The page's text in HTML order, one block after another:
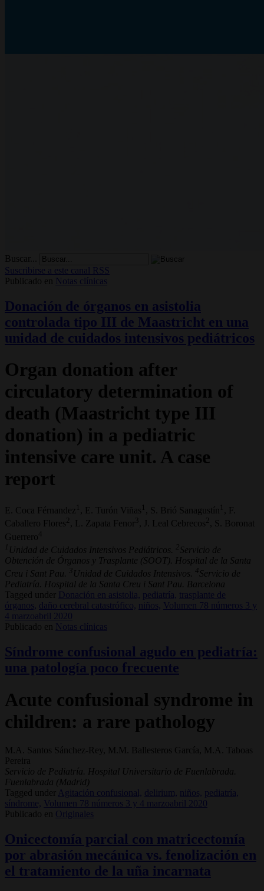
Buscar...
Suscribirse a este canal RSS
Publicado en
Notas clínicas
Donación de órganos en asistolia
controlada tipo III de Maastricht en una
unidad de cuidados intensivos pediátricos
Organ donation after
circulatory determination of
death (Maastricht type III
donation) in a pediatric
intensive care unit. A case
report
E. Coca Férnandez 1 , E. Turón Viñas 1 , S. Brió Sanagustín 1
, F.
Caballero Flores
, L. Zapata Fenor 3 , J. Leal Cebrecos
, S. Boronat
Guerrero4
1 Unidad de Cuidados Intensivos Pediátricos. 2 Servicio de
Obtención de Órganos y Trasplante (SOOT). Hospital de la Santa
Creu i Sant Pau.
3 Unidad de Cuidados Intensivos. 4 Servicio de
Pediatría. Hospital de la Santa Creu i Sant Pau. Barcelona
Tagged under
Donación en asistolia, pediatría, trasplante de
órganos, daño cerebral catastrófico, niños,
Volumen 78 números 3 y
4 marzoabril 2020
Publicado en
Notas clínicas
Síndrome confusional agudo en pediatría:
una patología poco frecuente
Acute confusional syndrome in
children: a rare pathology
M.A. Santos Sánchez-Rey, M.M. Ballesteros García, M.A. Taboas
Pereira
Servicio de Pediatría. Hospital Universitario de Fuenlabrada.
Fuenlabrada (Madrid)
Tagged under
Agitación confusional, delirium, niños, pediatría,
síndrome,
Volumen 78 números 3 y 4 marzoabril 2020
Publicado en
Originales
Onicectomía parcial con matricectomía
por abrasión mecánica vs. fenolización en
el tratamiento de la uña incarnata